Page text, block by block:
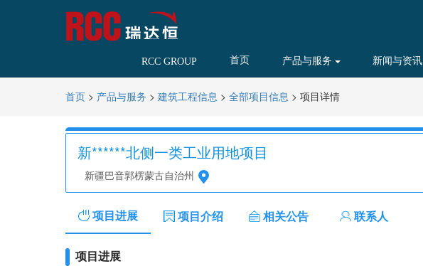
RCC GROUP 首页 产品与服务 新闻与资讯
首页 > 产品与服务 > 建筑工程信息 > 全部项目信息 > 项目详情
新******北侧一类工业用地项目
新疆巴音郭楞蒙古自治州
项目进展 项目介绍 相关公告 联系人
项目进展